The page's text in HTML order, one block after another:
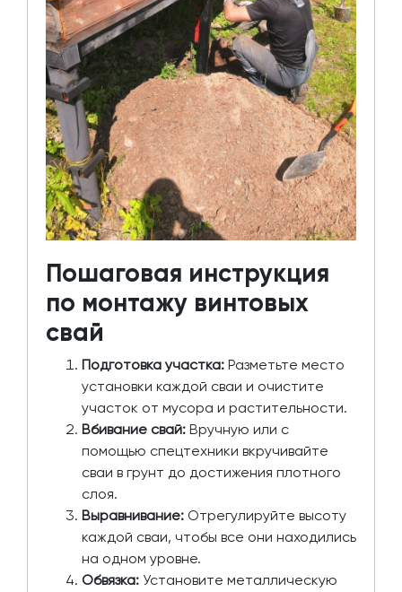
Пошаговая инструкция
по монтажу винтовых
свай
Подготовка участка: Разметьте место
установки каждой сваи и очистите
участок от мусора и растительности.
Вбивание свай: Вручную или с
помощью спецтехники вкручивайте
сваи в грунт до достижения плотного
слоя.
Выравнивание: Отрегулируйте высоту
каждой сваи, чтобы все они находились
на одном уровне.
Обвязка: Установите металлическую